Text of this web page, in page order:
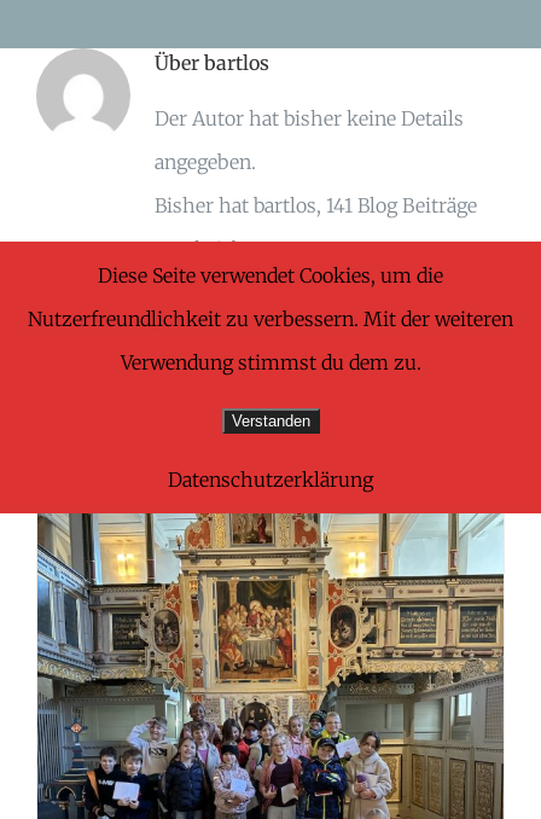
content
Über bartlos
Der Autor hat bisher keine Details
angegeben.
Bisher hat bartlos, 141 Blog Beiträge
geschrieben.
März 2026
Diese Seite verwendet Cookies, um die
Nutzerfreundlichkeit zu verbessern. Mit der weiteren
Verwendung stimmst du dem zu.
Verstanden
Datenschutzerklärung